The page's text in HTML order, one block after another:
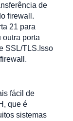
de
firewall.
21 para
outra porta
SSL/TLS.Isso
fácil de
que é
sistemas